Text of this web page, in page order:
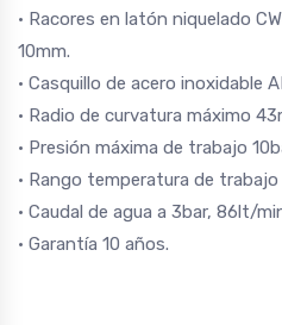
· Racores en latón niquelado
10mm.
· Casquillo de acero inoxidable
· Radio de curvatura máximo
· Presión máxima de trabajo
· Rango temperatura de trabajo
· Caudal de agua a 3bar, 86lt/
· Garantía 10 años.